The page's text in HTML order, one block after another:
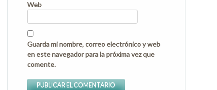
Web
Guarda mi nombre, correo electrónico y web
en este navegador para la próxima vez que
comente.